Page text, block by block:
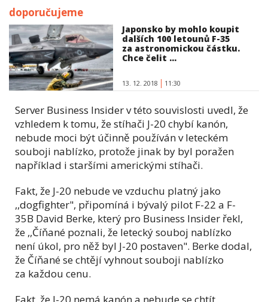
doporučujeme
Japonsko by mohlo koupit
dalších 100 letounů F-35
za astronomickou částku.
Chce čelit ...
13. 12. 2018 11:30
Server Business Insider v této souvislosti uvedl, že
vzhledem k tomu, že stíhači J-20 chybí kanón,
nebude moci být účinně používán v leteckém
souboji nablízko, protože jinak by byl poražen
například i staršími americkými stíhači.
Fakt, že J-20 nebude ve vzduchu platný jako
,,dogfighter", připomíná i bývalý pilot F-22 a F-
35B David Berke, který pro Business Insider řekl,
že ,,Číňané poznali, že letecký souboj nablízko
není úkol, pro něž byl J-20 postaven". Berke dodal,
že Číňané se chtějí vyhnout souboji nablízko
za každou cenu.
Fakt, že J-20 nemá kanón a nebude se chtít